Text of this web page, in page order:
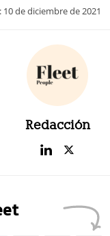
10 de diciembre de 2021
Redacción